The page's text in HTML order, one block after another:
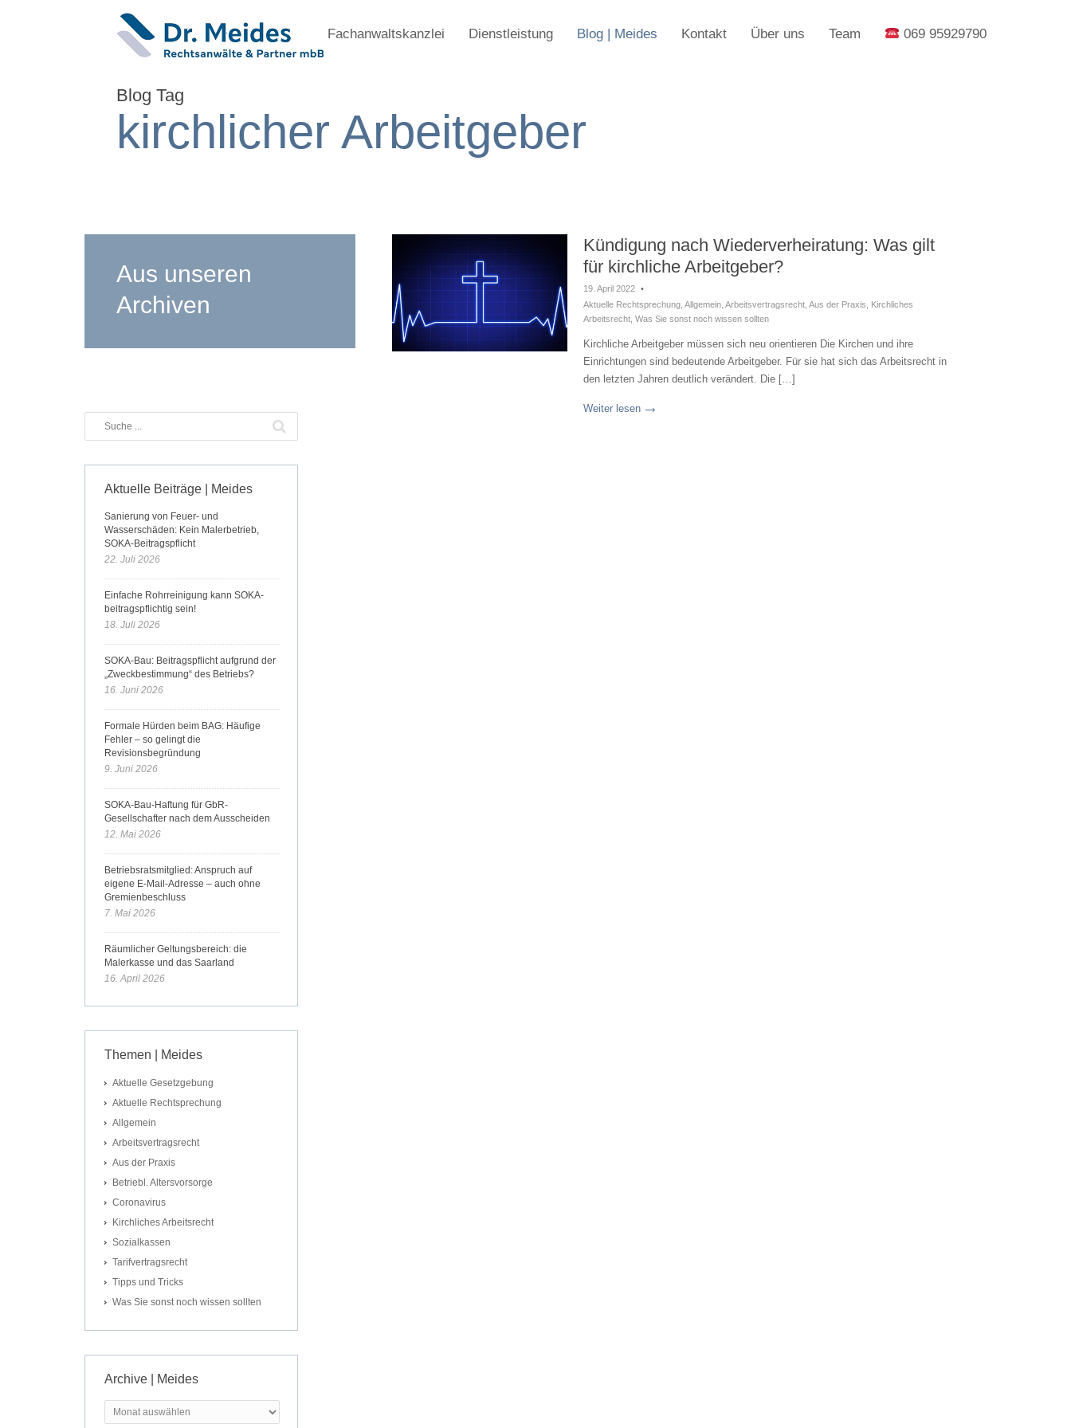
Fachanwaltskanzlei Dienstleistung Blog | Meides Kontakt Über uns Team 069 95929790
Blog Tag
kirchlicher Arbeitgeber
Aus unseren
Archiven
Kündigung nach Wiederverheiratung: Was gilt
für kirchliche Arbeitgeber?
19. April 2022 •
Aktuelle Rechtsprechung Allgemein Arbeitsvertragsrecht Aus der Praxis
Kirchliches
Arbeitsrecht Was Sie sonst noch wissen sollten
Kirchliche Arbeitgeber müssen sich neu orientieren Die Kirchen und ihre
Einrichtungen sind bedeutende Arbeitgeber. Für sie hat sich das Arbeitsrecht in
den letzten Jahren deutlich verändert. Die […]
Weiter lesen
Aktuelle Beiträge | Meides
Sanierung von Feuer- und
Wasserschäden: Kein Malerbetrieb,
SOKA-Beitragspflicht
22. Juli 2026
Einfache Rohrreinigung kann SOKA-
beitragspflichtig sein!
18. Juli 2026
SOKA-Bau: Beitragspflicht aufgrund der
„Zweckbestimmung“ des Betriebs?
16. Juni 2026
Formale Hürden beim BAG: Häufige
Fehler – so gelingt die
Revisionsbegründung
9. Juni 2026
SOKA-Bau-Haftung für GbR-
Gesellschafter nach dem Ausscheiden
12. Mai 2026
Betriebsratsmitglied: Anspruch auf
eigene E-Mail-Adresse – auch ohne
Gremienbeschluss
7. Mai 2026
Räumlicher Geltungsbereich: die
Malerkasse und das Saarland
16. April 2026
Themen | Meides
Aktuelle Gesetzgebung
Aktuelle Rechtsprechung
Allgemein
Arbeitsvertragsrecht
Aus der Praxis
Betriebl. Altersvorsorge
Coronavirus
Kirchliches Arbeitsrecht
Sozialkassen
Tarifvertragsrecht
Tipps und Tricks
Was Sie sonst noch wissen sollten
Archive | Meides
Archive
|